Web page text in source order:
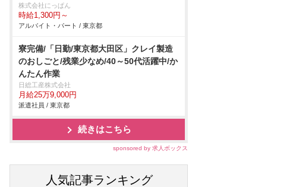
株式会社にっぱん
時給1,300円～
アルバイト・パート / 東京都
寮完備/「日勤/東京都大田区」クレイ製造
のおしごと/残業少なめ/40～50代活躍中/か
んたん作業
日総工産株式会社
月給25万9,000円
派遣社員 / 東京都
続きはこちら
sponsored by 求人ボックス
人気記事ランキング